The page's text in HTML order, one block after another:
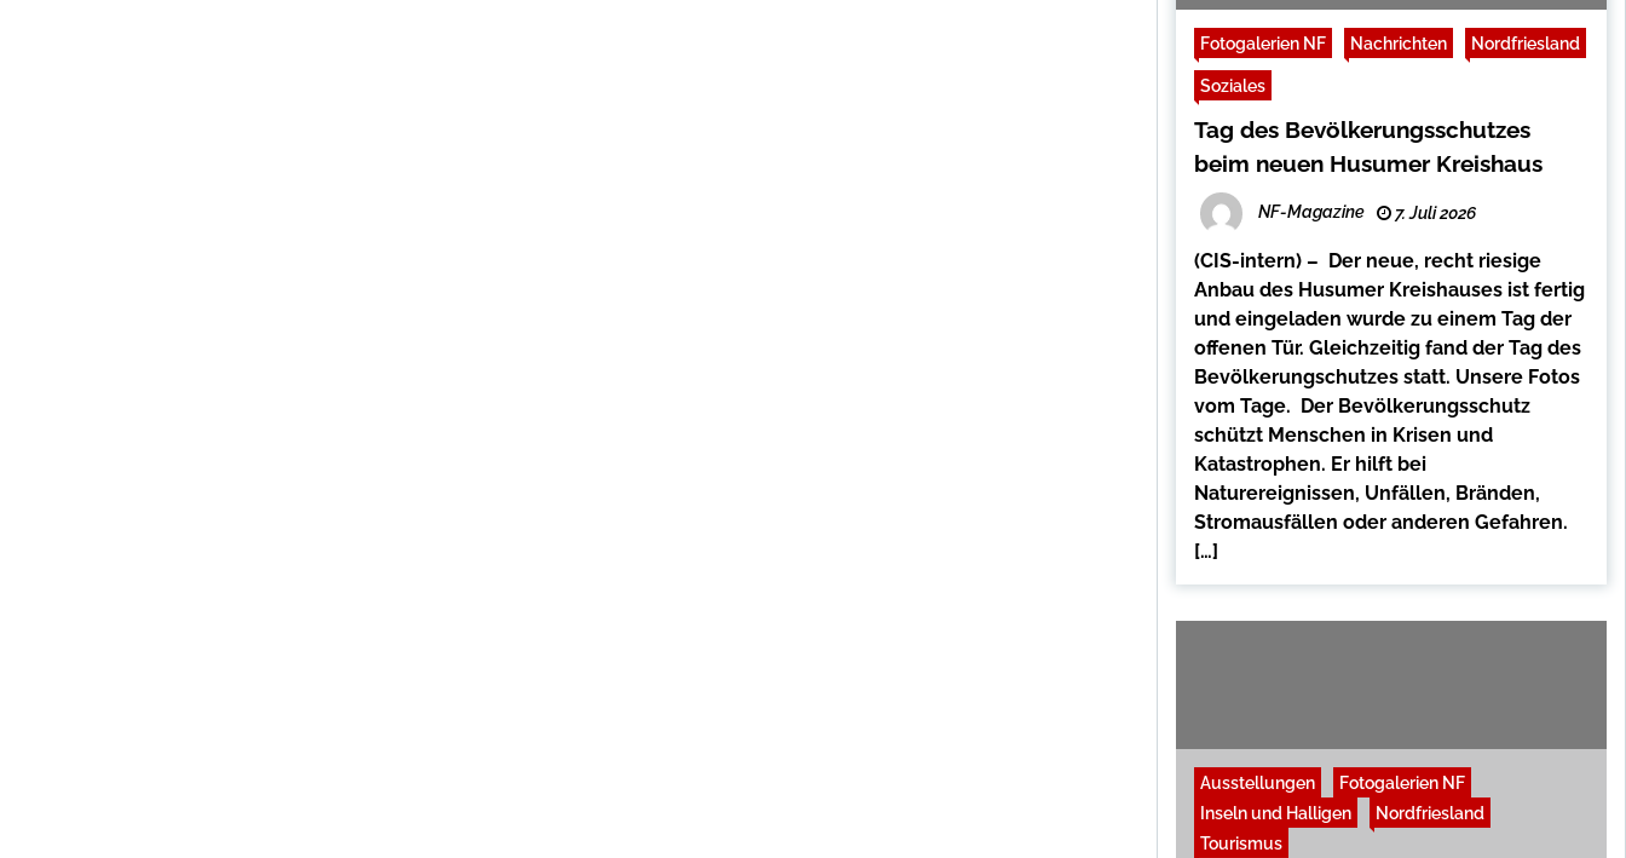
Fotogalerien NF Nachrichten Nordfriesland
Soziales
Tag des Bevölkerungsschutzes
beim neuen Husumer Kreishaus
NF-Magazine 7. Juli 2026
(CIS-intern) – Der neue, recht riesige
Anbau des Husumer Kreishauses ist fertig
und eingeladen wurde zu einem Tag der
offenen Tür. Gleichzeitig fand der Tag des
Bevölkerungschutzes statt. Unsere Fotos
vom Tage. Der Bevölkerungsschutz
schützt Menschen in Krisen und
Katastrophen. Er hilft bei
Naturereignissen, Unfällen, Bränden,
Stromausfällen oder anderen Gefahren.
[…]
Ausstellungen
Fotogalerien NF
Inseln und Halligen
Nordfriesland
Tourismus